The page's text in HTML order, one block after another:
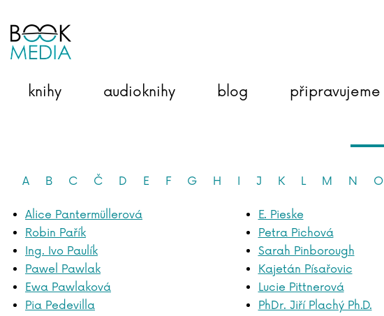
knihy audioknihy blog připravujeme
A B C Č D E F G H I J K L M N O
Alice Pantermüllerová
Robin Pařík
Ing. Ivo Paulík
Pawel Pawlak
Ewa Pawlaková
Pia Pedevilla
E. Pieske
Petra Pichová
Sarah Pinborough
Kajetán Písařovic
Lucie Pittnerová
PhDr. Jiří Plachý Ph.D.